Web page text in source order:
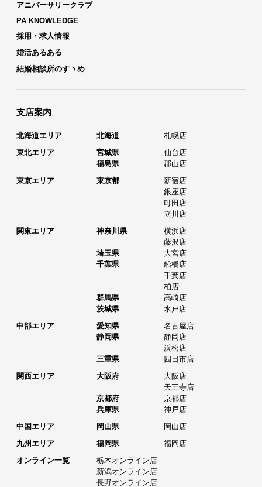
アニバーサリークラブ
PA KNOWLEDGE
採用・求人情報
婚活あるある
結婚相談所のすヽめ
支店案内
北海道エリア 北海道
札幌店
東北エリア
宮城県
仙台店
福島県
郡山店
東京エリア
東京都
新宿店
銀座店
町田店
立川店
関東エリア
神奈川県
横浜店
藤沢店
埼玉県
大宮店
千葉県
船橋店
千葉店
柏店
群馬県
高崎店
茨城県
水戸店
中部エリア
愛知県
名古屋店
静岡県
静岡店
浜松店
三重県
四日市店
関西エリア
大阪府
大阪店
天王寺店
京都府
京都店
兵庫県
神戸店
中国エリア
岡山県
岡山店
九州エリア
福岡県
福岡店
オンライン一覧
栃木オンライン店
新潟オンライン店
長野オンライン店